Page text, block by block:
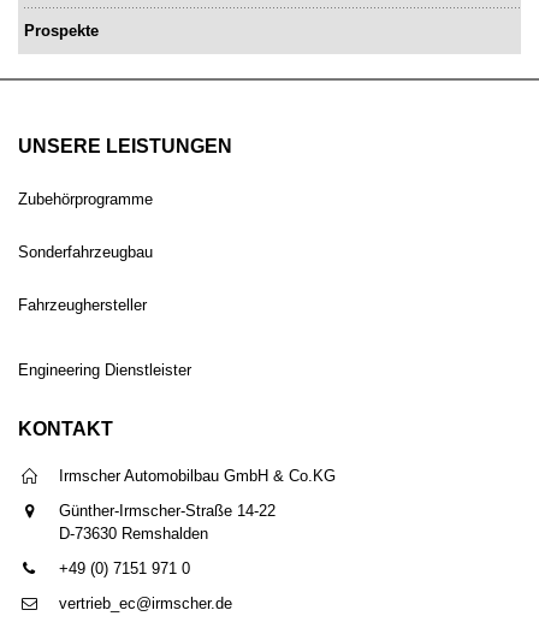
Prospekte
UNSERE LEISTUNGEN
Zubehörprogramme
Sonderfahrzeugbau
Fahrzeughersteller
Engineering Dienstleister
KONTAKT
Irmscher Automobilbau GmbH & Co.KG
Günther-Irmscher-Straße 14-22
D-73630 Remshalden
+49 (0) 7151 971 0
vertrieb_ec@irmscher.de